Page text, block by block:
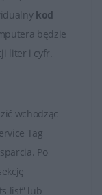
zasilania dla
jest
aby
kod
będzie
liter i cyfr.
wchodząc
Tag
Po
list” lub